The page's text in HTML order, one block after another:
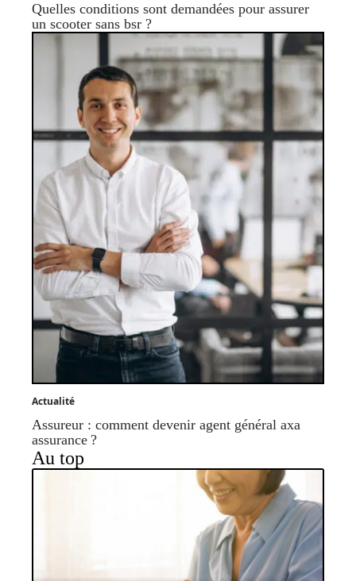
Quelles conditions sont demandées pour assurer
un scooter sans bsr ?
Actualité
Assureur : comment devenir agent général axa
assurance ?
Au top